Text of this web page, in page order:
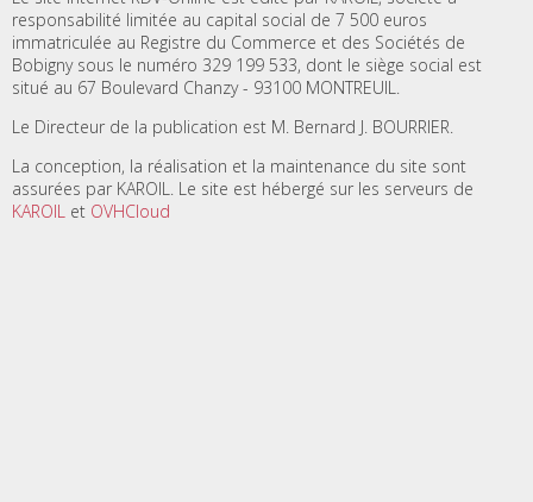
responsabilité limitée au capital social de 7 500 euros
immatriculée au Registre du Commerce et des Sociétés de
Bobigny sous le numéro 329 199 533, dont le siège social est
situé au 67 Boulevard Chanzy - 93100 MONTREUIL.
Le Directeur de la publication est M. Bernard J. BOURRIER.
La conception, la réalisation et la maintenance du site sont
assurées par KAROIL. Le site est hébergé sur les serveurs de
KAROIL et OVHCloud